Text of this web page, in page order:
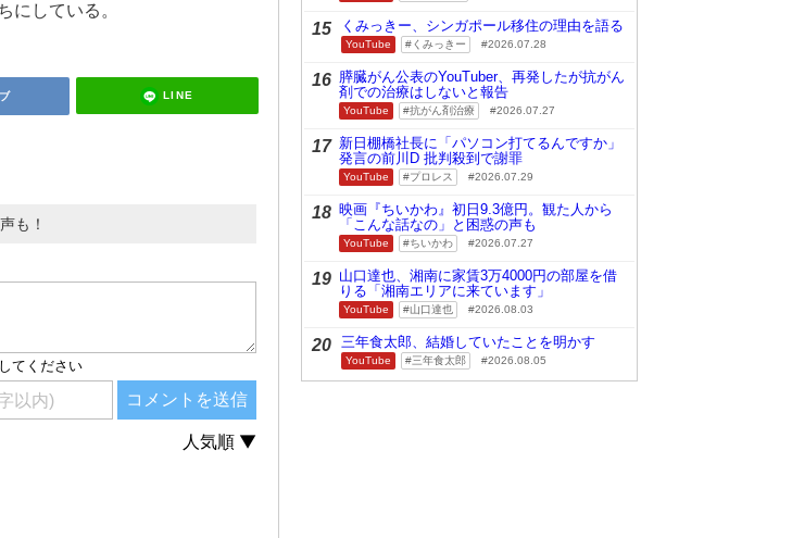
にしている。
LINE
も！
15 くみっきー、シンガポール移住の理由を語る
YouTube くみっきー 2026.07.28
16 膵臓がん公表のYouTuber、再発したが抗がん
剤での治療はしないと報告
YouTube 抗がん剤治療 2026.07.27
17 新日棚橋社長に「パソコン打てるんですか」
発言の前川D 批判殺到で謝罪
YouTube プロレス 2026.07.29
18 映画『ちいかわ』初日9.3億円。観た人から
「こんな話なの」と困惑の声も
YouTube ちいかわ 2026.07.27
19 山口達也、湘南に家賃3万4000円の部屋を借
りる「湘南エリアに来ています」
YouTube 山口達也 2026.08.03
20 三年食太郎、結婚していたことを明かす
YouTube 三年食太郎 2026.08.05